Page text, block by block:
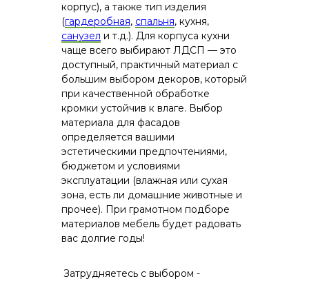
корпус), а также тип изделия
(гардеробная, спальня, кухня,
санузел и т.д.). Для корпуса кухни
чаще всего выбирают ЛДСП — это
доступный, практичный материал с
большим выбором декоров, который
при качественной обработке
кромки устойчив к влаге. Выбор
материала для фасадов
определяется вашими
эстетическими предпочтениями,
бюджетом и условиями
эксплуатации (влажная или сухая
зона, есть ли домашние животные и
прочее). При грамотном подборе
материалов мебель будет радовать
вас долгие годы!
Затрудняетесь с выбором -